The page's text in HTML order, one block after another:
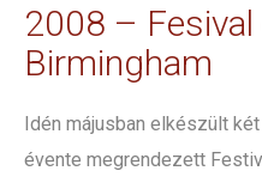
2008 –
Birmingham
Idén májusban elkészült
évente megrendezett